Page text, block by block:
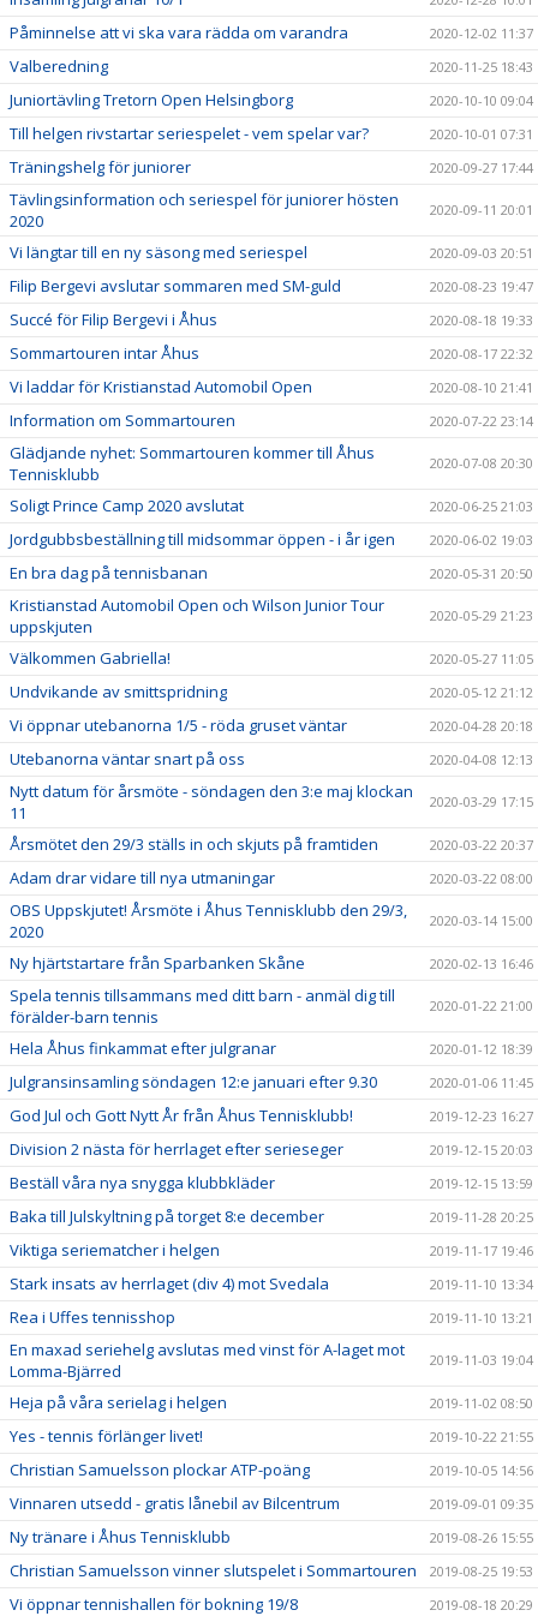
Påminnelse att vi ska vara rädda om varandra 2020-12-02 11:37
Valberedning 2020-11-25 18:43
Juniortävling Tretorn Open Helsingborg 2020-10-10 09:04
Till helgen rivstartar seriespelet - vem spelar var? 2020-10-01 07:31
Träningshelg för juniorer 2020-09-27 17:44
Tävlingsinformation och seriespel för juniorer hösten
2020
2020-09-11 20:01
Vi längtar till en ny säsong med seriespel 2020-09-03 20:51
Filip Bergevi avslutar sommaren med SM-guld 2020-08-23 19:47
Succé för Filip Bergevi i Åhus 2020-08-18 19:33
Sommartouren intar Åhus 2020-08-17 22:32
Vi laddar för Kristianstad Automobil Open 2020-08-10 21:41
Information om Sommartouren 2020-07-22 23:14
Glädjande nyhet: Sommartouren kommer till Åhus
Tennisklubb
2020-07-08 20:30
Soligt Prince Camp 2020 avslutat 2020-06-25 21:03
Jordgubbsbeställning till midsommar öppen - i år igen 2020-06-02 19:03
En bra dag på tennisbanan 2020-05-31 20:50
Kristianstad Automobil Open och Wilson Junior Tour
uppskjuten
2020-05-29 21:23
Välkommen Gabriella! 2020-05-27 11:05
Undvikande av smittspridning 2020-05-12 21:12
Vi öppnar utebanorna 1/5 - röda gruset väntar 2020-04-28 20:18
Utebanorna väntar snart på oss 2020-04-08 12:13
Nytt datum för årsmöte - söndagen den 3:e maj klockan
11
2020-03-29 17:15
Årsmötet den 29/3 ställs in och skjuts på framtiden 2020-03-22 20:37
Adam drar vidare till nya utmaningar 2020-03-22 08:00
OBS Uppskjutet! Årsmöte i Åhus Tennisklubb den 29/3,
2020
2020-03-14 15:00
Ny hjärtstartare från Sparbanken Skåne 2020-02-13 16:46
Spela tennis tillsammans med ditt barn - anmäl dig till
förälder-barn tennis
2020-01-22 21:00
Hela Åhus finkammat efter julgranar 2020-01-12 18:39
Julgransinsamling söndagen 12:e januari efter 9.30 2020-01-06 11:45
God Jul och Gott Nytt År från Åhus Tennisklubb! 2019-12-23 16:27
Division 2 nästa för herrlaget efter serieseger 2019-12-15 20:03
Beställ våra nya snygga klubbkläder 2019-12-15 13:59
Baka till Julskyltning på torget 8:e december 2019-11-28 20:25
Viktiga seriematcher i helgen 2019-11-17 19:46
Stark insats av herrlaget (div 4) mot Svedala 2019-11-10 13:34
Rea i Uffes tennisshop 2019-11-10 13:21
En maxad seriehelg avslutas med vinst för A-laget mot
Lomma-Bjärred
2019-11-03 19:04
Heja på våra serielag i helgen 2019-11-02 08:50
Yes - tennis förlänger livet! 2019-10-22 21:55
Christian Samuelsson plockar ATP-poäng 2019-10-05 14:56
Vinnaren utsedd - gratis lånebil av Bilcentrum 2019-09-01 09:35
Ny tränare i Åhus Tennisklubb 2019-08-26 15:55
Christian Samuelsson vinner slutspelet i Sommartouren 2019-08-25 19:53
Vi öppnar tennishallen för bokning 19/8 2019-08-18 20:29